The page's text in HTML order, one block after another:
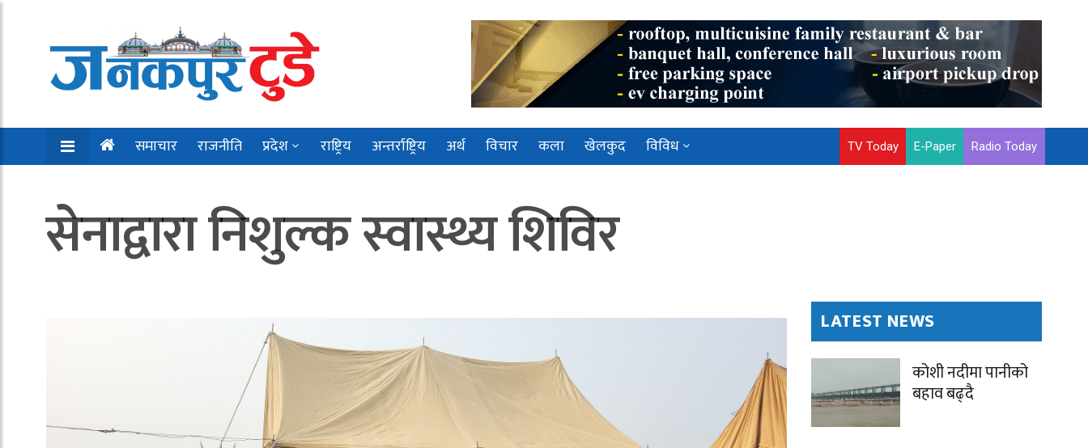
समाचार राजनीति प्रदेश राष्ट्रिय अन्तर्राष्ट्रिय अर्थ विचार कला खेलकुद विविध TV Today E-Paper Radio Today
सेनाद्वारा निशुल्क स्वास्थ्य शिविर
LATEST NEWS
कोशी नदीमा पानीको
बहाव बढ्दै